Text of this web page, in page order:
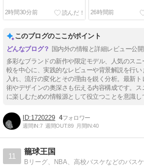
2時間30分前 26時間前
このブログのここがポイント
国内外の情報と詳細レビュー公開
多彩なブランドの新作や限定モデル、人気のス
較を中心に、実践的なレビューや背景解説を行い
入れ、流行の変化とその理由を鋭く分析。最新
術やデザインの奥深さも伝える内容構成です。
に楽しむための情報源として役立つことを意識し
1720229 4
週間IN:7 週間OUT:89 月間IN:40
11
籠球王国
【Tips】気に
登録不要。